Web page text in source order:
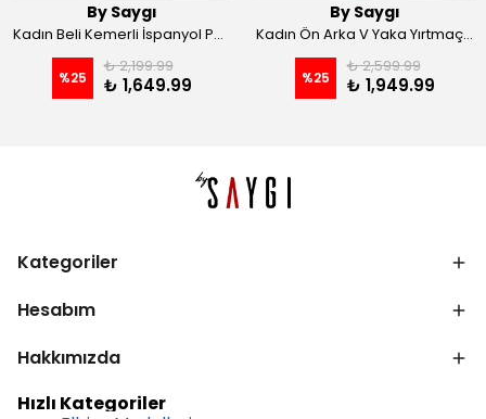
By Saygı
Kadın Beli Kemerli İspanyol Paça Likralı Krep Pantolon - Kahve
%25
₺ 2,199.99
₺ 1,649.99
By Saygı
Kadın Ön Arka V Yaka Yırtmaçlı Likralı Scuba Midi Elbise - Siyah
%25
₺ 2,599.99
₺ 1,949.99
Kategoriler
Hesabım
Hakkımızda
Hızlı Kategoriler